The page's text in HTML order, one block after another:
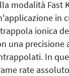
modalità Fast
in
ionica
una
In
rate